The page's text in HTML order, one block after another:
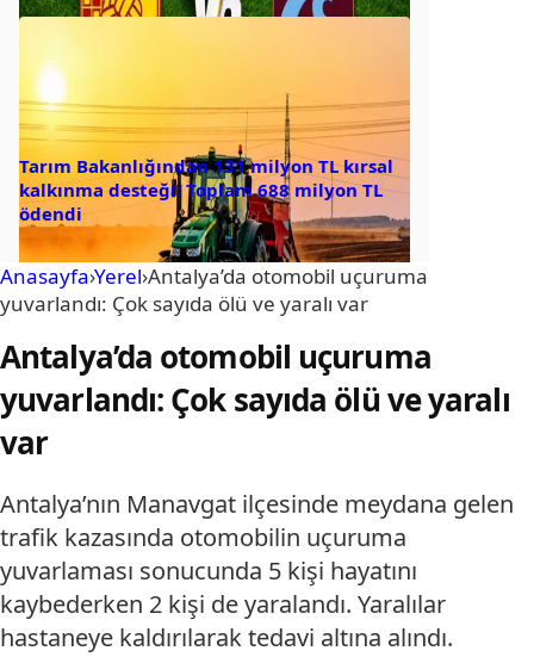
Tarım Bakanlığından 131 milyon TL kırsal
kalkınma desteği: Toplam 688 milyon TL
ödendi
Anasayfa›Yerel›Antalya’da otomobil uçuruma
yuvarlandı: Çok sayıda ölü ve yaralı var
Antalya’da otomobil uçuruma
yuvarlandı: Çok sayıda ölü ve yaralı
var
Antalya’nın Manavgat ilçesinde meydana gelen
trafik kazasında otomobilin uçuruma
yuvarlaması sonucunda 5 kişi hayatını
kaybederken 2 kişi de yaralandı. Yaralılar
hastaneye kaldırılarak tedavi altına alındı.